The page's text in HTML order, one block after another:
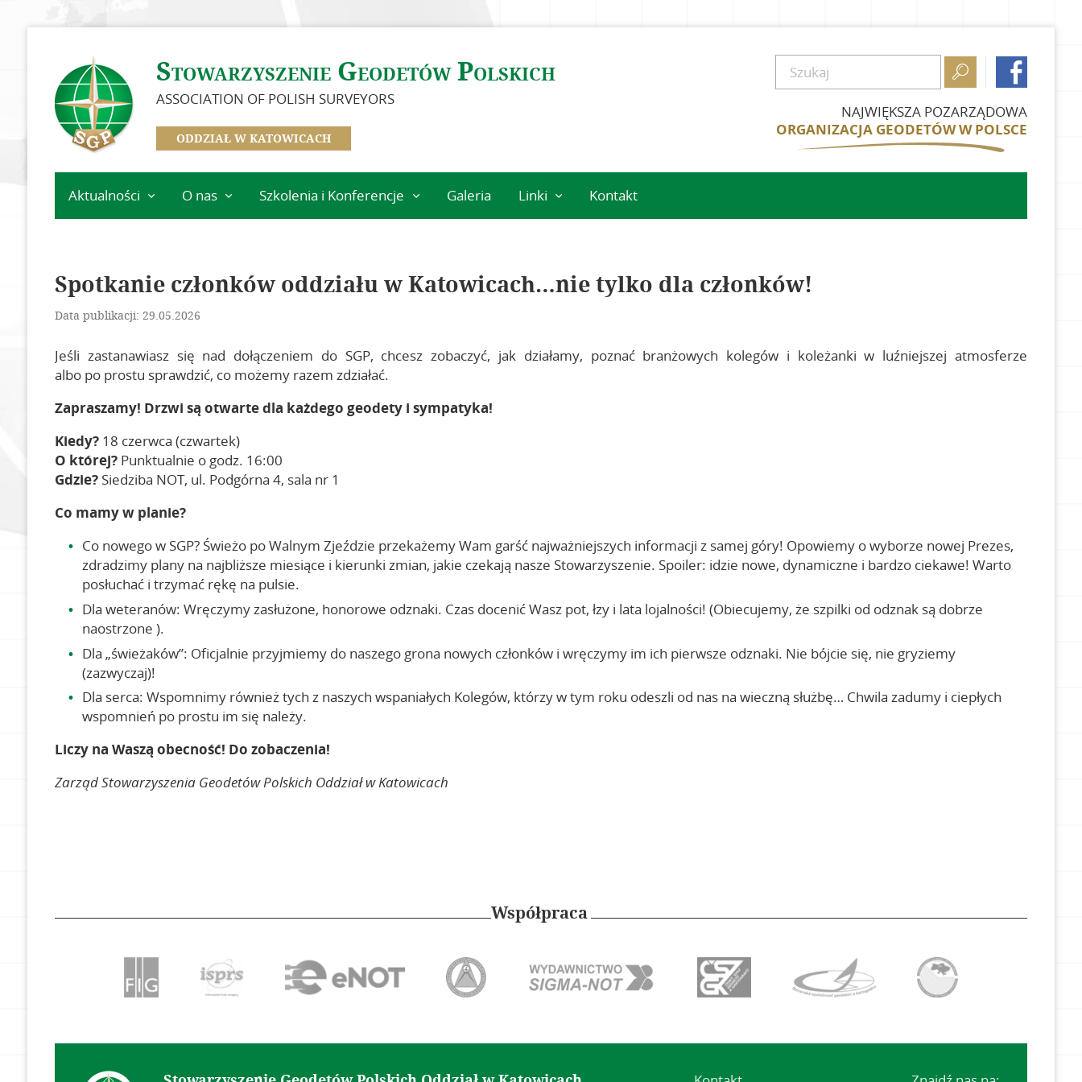
Stowarzyszenie Geodetów Polskich
ASSOCIATION OF POLISH SURVEYORS
ODDZIAŁ W KATOWICACH
 
NAJWIĘKSZA POZARZĄDOWA
ORGANIZACJA GEODETÓW W POLSCE
Aktualności
Informacje Zarządu
Głównego
O nas
Dokumenty
Zostań członkiem
Opłać składkę
Szkolenia i Konferencje Galeria Linki
Ośrodki naukowe
techniczne
Kontakt
Spotkanie członków oddziału w Katowicach…nie tylko dla członków!
Data publikacji: 29.05.2026
Jeśli zastanawiasz się nad dołączeniem do SGP, chcesz zobaczyć, jak działamy, poznać branżowych kolegów i koleżanki w luźniejszej atmosferze
albo po prostu sprawdzić, co możemy razem zdziałać.
Zapraszamy! Drzwi są otwarte dla każdego geodety i sympatyka!
Kiedy? 18 czerwca (czwartek)
O której? Punktualnie o godz. 16:00
Gdzie? Siedziba NOT, ul. Podgórna 4, sala nr 1
Co mamy w planie?
Co nowego w SGP? Świeżo po Walnym Zjeździe przekażemy Wam garść najważniejszych informacji z samej góry! Opowiemy o wyborze nowej Prezes,
zdradzimy plany na najbliższe miesiące i kierunki zmian, jakie czekają nasze Stowarzyszenie. Spoiler: idzie nowe, dynamiczne i bardzo ciekawe! Warto
posłuchać i trzymać rękę na pulsie.
Dla weteranów: Wręczymy zasłużone, honorowe odznaki. Czas docenić Wasz pot, łzy i lata lojalności! (Obiecujemy, że szpilki od odznak są dobrze
naostrzone ).
Dla „świeżaków”: Oficjalnie przyjmiemy do naszego grona nowych członków i wręczymy im ich pierwsze odznaki. Nie bójcie się, nie gryziemy
(zazwyczaj)!
Dla serca: Wspomnimy również tych z naszych wspaniałych Kolegów, którzy w tym roku odeszli od nas na wieczną służbę… Chwila zadumy i ciepłych
wspomnień po prostu im się należy.
Liczy na Waszą obecność! Do zobaczenia!
Zarząd Stowarzyszenia Geodetów Polskich Oddział w Katowicach
Współpraca